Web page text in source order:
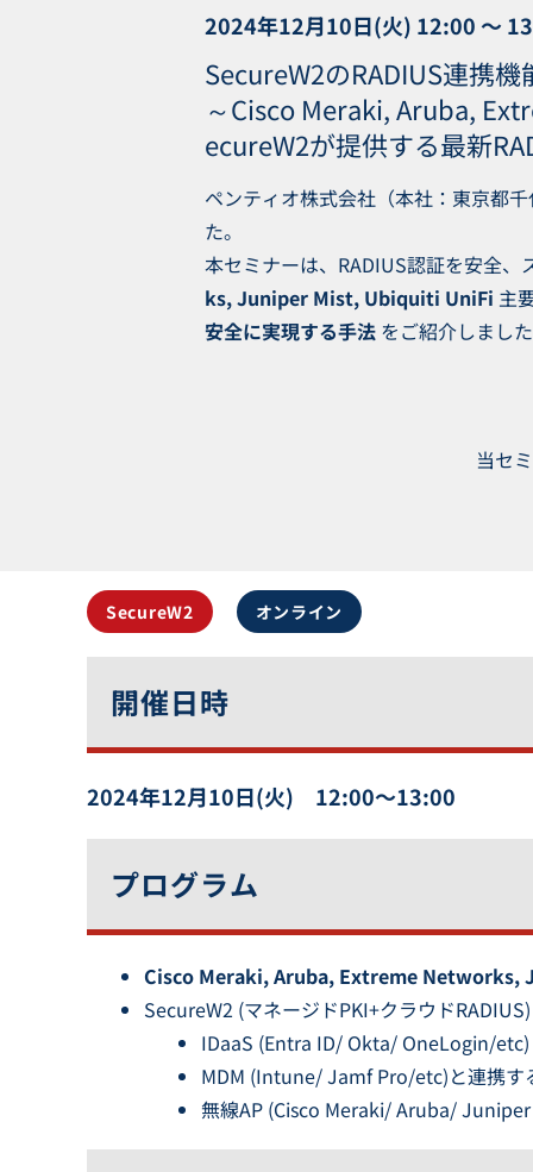
2024年12月10日(火) 12:00 〜
SecureW2のRADIUS連携
～Cisco Meraki, Aruba,
ecureW2が提供する最新
ペンティオ株式会社（本社：東京都
た。
本セミナーは、RADIUS認証を安全
ks, Juniper Mist, Ubiquiti UniFi 主
安全に実現する手法 をご紹介しまし
当セ
SecureW2 オンライン
開催日時
2024年12月10日(火) 12:00〜13:00
プログラム
Cisco Meraki, Aruba, Extreme
SecureW2 (マネージドPKI+クラウド
IDaaS (Entra ID/ Okta/ OneLogin/
MDM (Intune/ Jamf Pro/etc)と連携す
無線AP (Cisco Meraki/ Aruba/